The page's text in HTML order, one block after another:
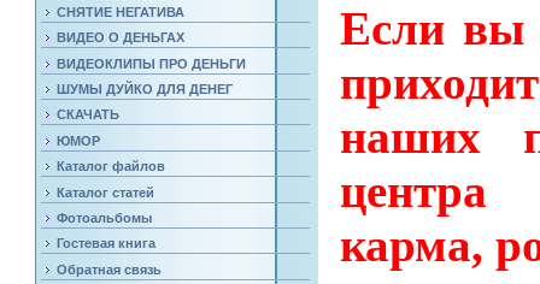
СНЯТИЕ НЕГАТИВА
ВИДЕО О ДЕНЬГАХ
ВИДЕОКЛИПЫ ПРО ДЕНЬГИ
ШУМЫ ДУЙКО ДЛЯ ДЕНЕГ
СКАЧАТЬ
ЮМОР
Каталог файлов
Каталог статей
Фотоальбомы
Гостевая книга
Обратная связь
Если вы
наших
карма,